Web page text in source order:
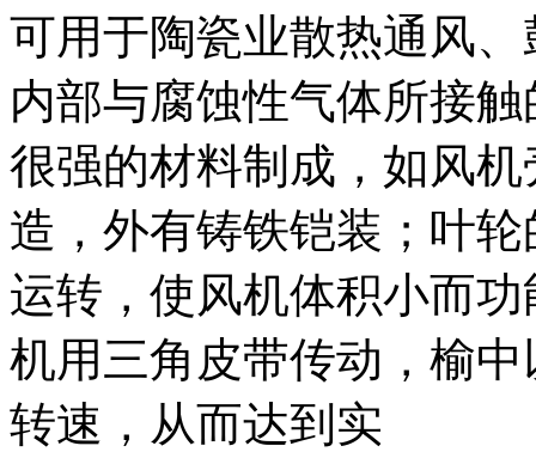
可用于陶瓷业散热通风
内部与腐蚀性气体所接
很强的材料制成，如风
造，外有铸铁铠装；叶
运转，使风机体积小而
机用三角皮带传动，榆
转速，从而达到实